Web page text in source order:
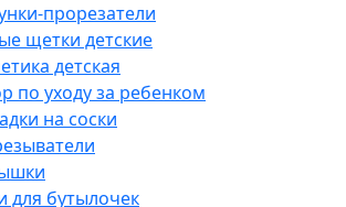
прорезатели
щетки детские
детская
по уходу за ребенком
на соски
для бутылочек